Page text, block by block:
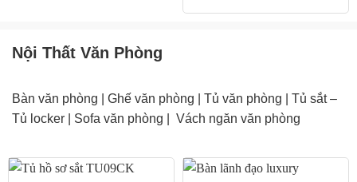
Nội Thất Văn Phòng
Bàn văn phòng Ghế văn phòng Tủ văn phòng
Tủ sắt –
Tủ locker
Sofa văn phòng Vách ngăn văn phòng